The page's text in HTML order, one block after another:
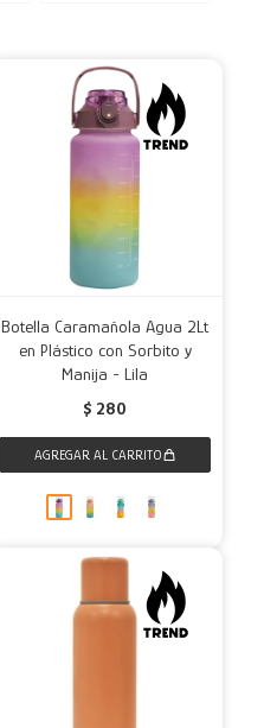
Botella Caramañola Agua 2Lt
en Plástico con Sorbito y
Manija - Lila
$ 280